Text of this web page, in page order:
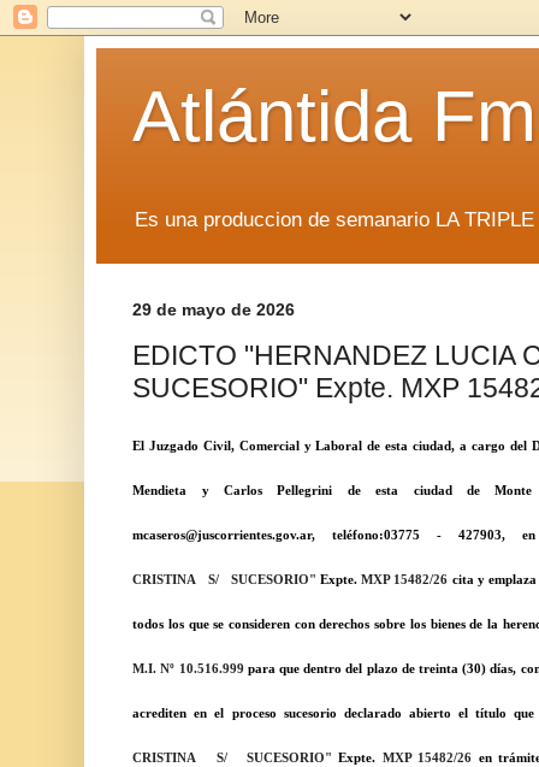
Atlántida
Es una produccion de semanario LA
29 de mayo de 2026
EDICTO "HERNANDEZ LUCIA
SUCESORIO" Expte. MXP
El Juzgado Civil, Comercial y Laboral de esta ciudad, a cargo del
Mendieta y Carlos Pellegrini de esta ciudad de Monte
mcaseros@juscorrientes.gov.ar, teléfono:03775 - 427903,
CRISTINA S/ SUCESORIO" Expte.MXP 15482/26 cita y
todos los que se consideren con derechos sobre los bienes de la
M.I. Nº 10.516.999 para que dentro del plazo de treinta (30) días,
acrediten en el proceso sucesorio declarado abierto el título
CRISTINA S/ SUCESORIO" Expte. MXP 15482/26 en